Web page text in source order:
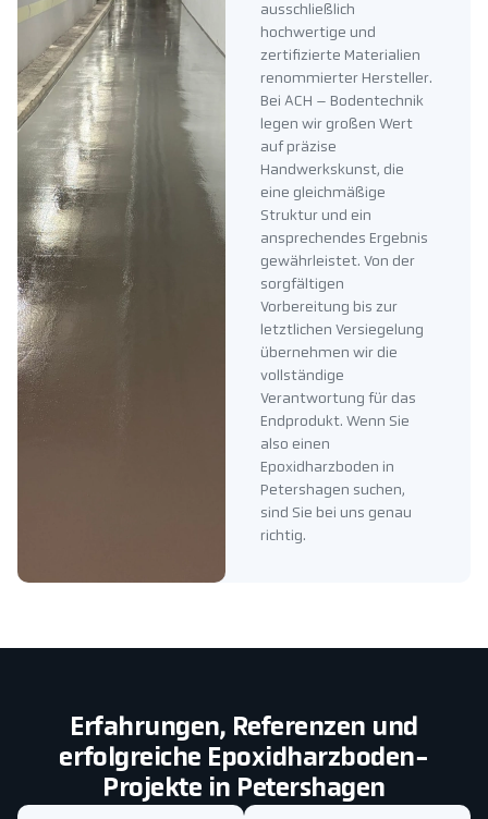
ausschließlich
hochwertige und
zertifizierte Materialien
renommierter Hersteller.
Bei ACH – Bodentechnik
legen wir großen Wert
auf präzise
Handwerkskunst, die
eine gleichmäßige
Struktur und ein
ansprechendes Ergebnis
gewährleistet. Von der
sorgfältigen
Vorbereitung bis zur
letztlichen Versiegelung
übernehmen wir die
vollständige
Verantwortung für das
Endprodukt. Wenn Sie
also einen
Epoxidharzboden in
Petershagen suchen,
sind Sie bei uns genau
richtig.
Erfahrungen, Referenzen und
erfolgreiche Epoxidharzboden-
Projekte in Petershagen